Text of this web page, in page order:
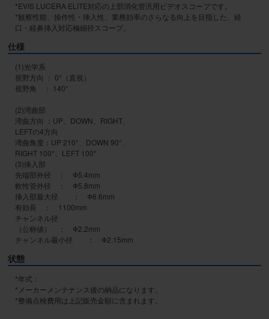
*EVIS LUCERA ELITE対応の上部消化管汎用ビデオスコープです。
*観察性能、操作性・挿入性、業務効率のさらなる向上を目指した、経
口・経鼻挿入対応極細径スコープ。
仕様
(1)光学系
視野方向 ： 0°（直視）
視野角 	： 140°
(2)湾曲部
湾曲方向 ：UP、DOWN、RIGHT、
LEFTの4方向
湾曲角度：UP 210°、DOWN 90°、
RIGHT 100°、LEFT 100°
(3)挿入部
先端部外径 	： 	Φ5.4mm
軟性管外径 	： 	Φ5.8mm
挿入部最大径 	： 	Φ6.6mm
有効長 	： 	1100mm
チャンネル径
（公称値） 	： 	Φ2.2mm
チャンネル最小径 	： 	Φ2.15mm
状態
*年式：
*メーカーメンテナンス後の納品になります。
*整備点検費用は上記販売金額に含まれます。